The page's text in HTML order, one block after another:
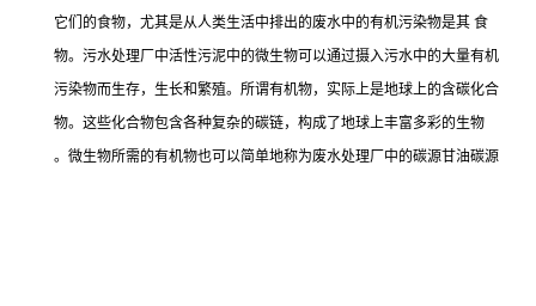
它们的食物，尤其是从人类生活中排出的废水中的有机污染物是其 食
物。污水处理厂中活性污泥中的微生物可以通过摄入污水中的大量有机
污染物而生存，生长和繁殖。所谓有机物，实际上是地球上的含碳化合
物。这些化合物包含各种复杂的碳链，构成了地球上丰富多彩的生物
。微生物所需的有机物也可以简单地称为废水处理厂中的碳源甘油碳源